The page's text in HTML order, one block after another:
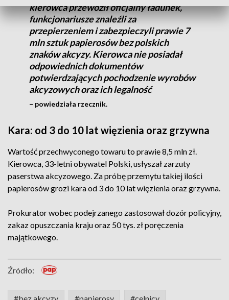
kierowca przewoził oficjalny ładunek,
funkcjonariusze znaleźli za
przepierzeniem i zabezpieczyli prawie 7
mln sztuk papierosów bez polskich
znaków akcyzy. Kierowca nie posiadał
odpowiednich dokumentów
potwierdzających pochodzenie wyrobów
akcyzowych oraz ich legalność
– powiedziała rzecznik.
Kara: od 3 do 10 lat więzienia oraz grzywna
Wartość przechwyconego towaru to prawie 8,5 mln zł.
Kierowca, 33-letni obywatel Polski, usłyszał zarzuty
paserstwa akcyzowego. Za próbę przemytu takiej ilości
papierosów grozi kara od 3 do 10 lat więzienia oraz grzywna.
Prokurator wobec podejrzanego zastosował dozór policyjny,
zakaz opuszczania kraju oraz 50 tys. zł poręczenia
majątkowego.
Źródło: